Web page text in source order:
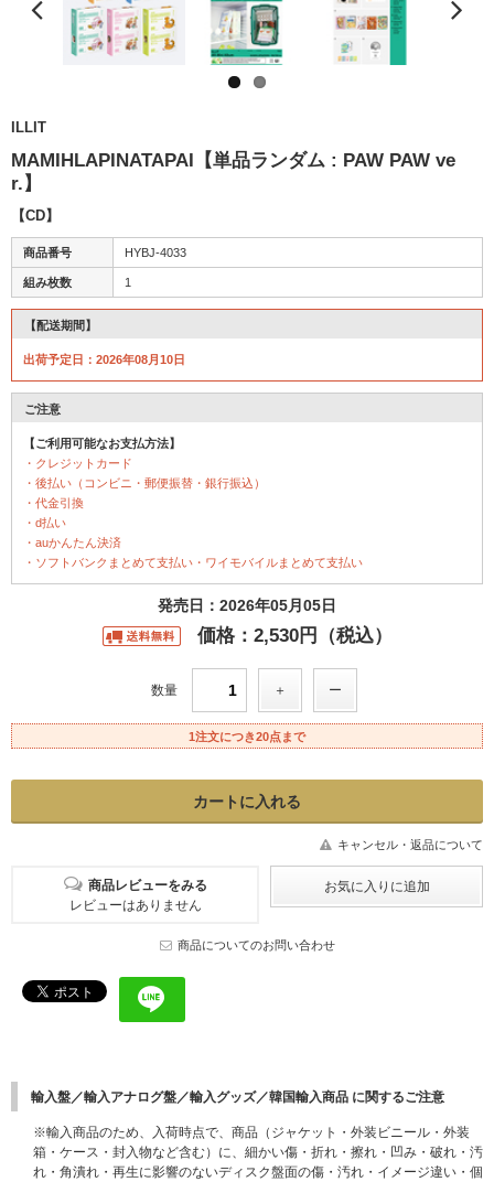
ILLIT
MAMIHLAPINATAPAI【単品ランダム : PAW PAW ve
r.】
【CD】
商品番号 HYBJ-4033
組み枚数 1
【配送期間】
出荷予定日：2026年08月10日
ご注意
【ご利用可能なお支払方法】
・クレジットカード
・後払い（コンビニ・郵便振替・銀行振込）
・代金引換
・d払い
・auかんたん決済
・ソフトバンクまとめて支払い・ワイモバイルまとめて支払い
発売日：2026年05月05日
価格：2,530円（税込）
数量
1注文につき20点まで
キャンセル・返品について
商品レビューをみる
レビューはありません
商品についてのお問い合わせ
輸入盤／輸入アナログ盤／輸入グッズ／韓国輸入商品 に関するご注意
※輸入商品のため、入荷時点で、商品（ジャケット・外装ビニール・外装
箱・ケース・封入物など含む）に、細かい傷・折れ・擦れ・凹み・破れ・汚
れ・角潰れ・再生に影響のないディスク盤面の傷・汚れ・イメージ違い・個